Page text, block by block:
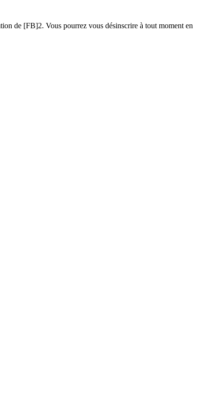
de [FB]2. Vous pourrez vous désinscrire à tout moment en